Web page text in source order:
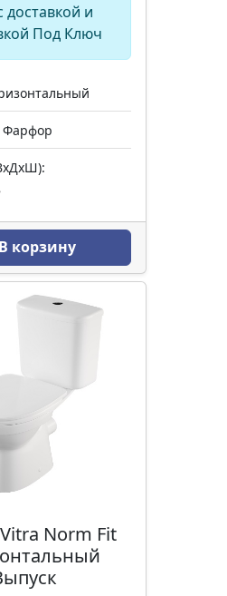
доставкой и
Под Ключ
Фарфор
В корзину
Norm Fit